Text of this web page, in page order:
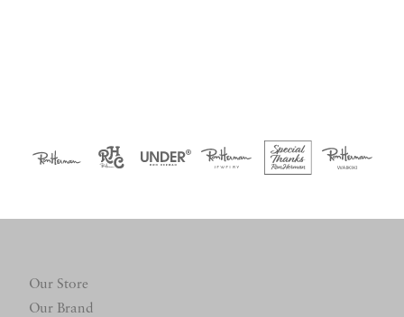
Our Store
Our Brand